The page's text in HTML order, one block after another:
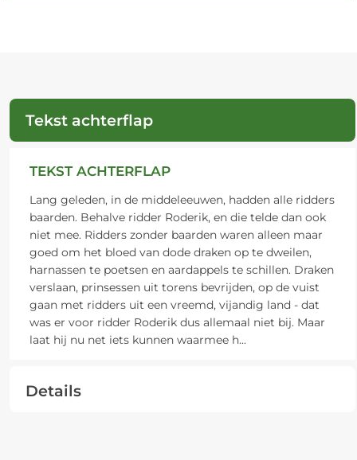
Tekst achterflap
TEKST ACHTERFLAP
Lang geleden, in de middeleeuwen, hadden alle ridders
baarden. Behalve ridder Roderik, en die telde dan ook
niet mee. Ridders zonder baarden waren alleen maar
goed om het bloed van dode draken op te dweilen,
harnassen te poetsen en aardappels te schillen. Draken
verslaan, prinsessen uit torens bevrijden, op de vuist
gaan met ridders uit een vreemd, vijandig land - dat
was er voor ridder Roderik dus allemaal niet bij. Maar
laat hij nu net iets kunnen waarmee h...
Details